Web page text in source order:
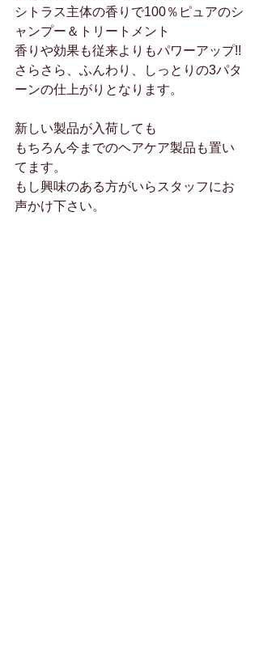
シトラス主体の香りで100％ピュアのシ
ャンプー＆トリートメント
香りや効果も従来よりもパワーアップ!!
さらさら、ふんわり、しっとりの3パタ
ーンの仕上がりとなります。
新しい製品が入荷しても
もちろん今までのヘアケア製品も置い
てます。
もし興味のある方がいらスタッフにお
声かけ下さい。